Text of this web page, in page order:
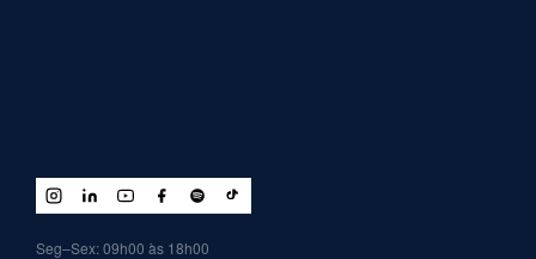
Seg–Sex: 09h00 às 18h00